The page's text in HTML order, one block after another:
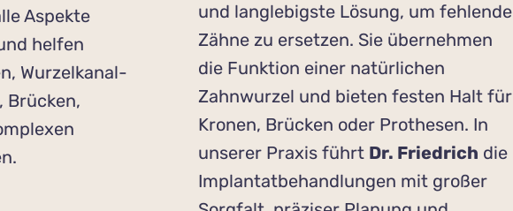
Aspekte
helfen
Wurzel­kanal­
Brücken,
und langlebigste Lösung, um fehlende
Zähne zu ersetzen. Sie übernehmen
die Funktion einer natürlichen
Zahnwurzel und bieten festen Halt für
Kronen, Brücken oder Prothesen. In
unserer Praxis führt Dr. Friedrich die
Implantatbehandlungen mit großer